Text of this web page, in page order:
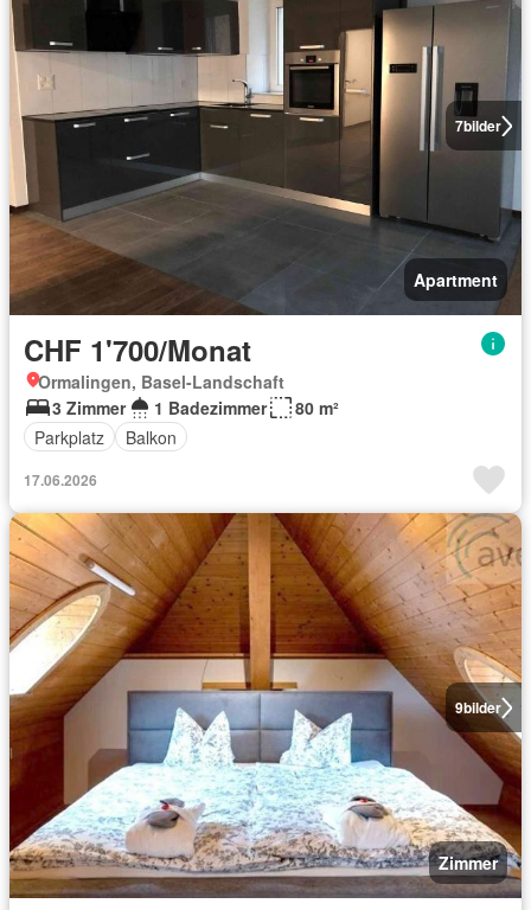
7bilder
Apartment
CHF 1'700/Monat
Ormalingen, Basel-Landschaft
3 Zimmer
1 Badezimmer
80 m²
Parkplatz
Balkon
17.06.2026
9bilder
Zimmer